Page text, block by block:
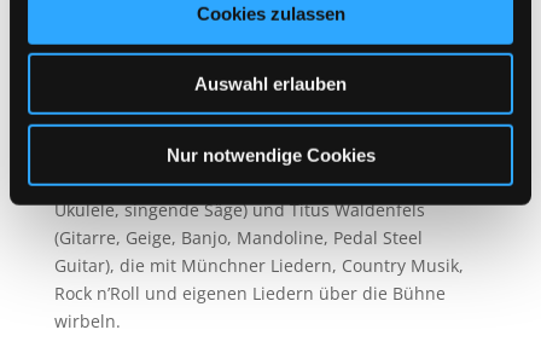
Cookies zulassen
Auswahl erlauben
Nur notwendige Cookies
2. SommerHofKonzert
12.7.2026 Sonntag 15:00 – 17:00 Uhr
Multi-Instrumentalisten sind Petra Lewi (Gesang,
Ukulele, singende Säge) und Titus Waldenfels
(Gitarre, Geige, Banjo, Mandoline, Pedal Steel
Guitar), die mit Münchner Liedern, Country Musik,
Rock n’Roll und eigenen Liedern über die Bühne
wirbeln.